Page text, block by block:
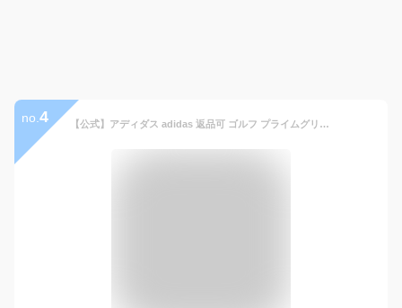
no. 4 【公式】アディダス adidas 返品可 ゴルフ プライムグリーン ケーブルパターン 長袖セーターポロ メンズ ウェア・服 トップス ポロシャツ 白 ホワイト GT3657